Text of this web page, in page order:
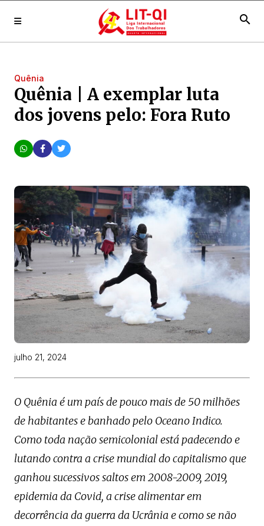
search
Quênia
Quênia | A exemplar luta
dos jovens pelo: Fora Ruto
julho 21, 2024
O Quênia é um país de pouco mais de 50 milhões
de habitantes e banhado pelo Oceano Indico.
Como toda nação semicolonial está padecendo e
lutando contra a crise mundial do capitalismo que
ganhou sucessivos saltos em 2008-2009, 2019,
epidemia da Covid, a crise alimentar em
decorrência da guerra da Ucrânia e como se não